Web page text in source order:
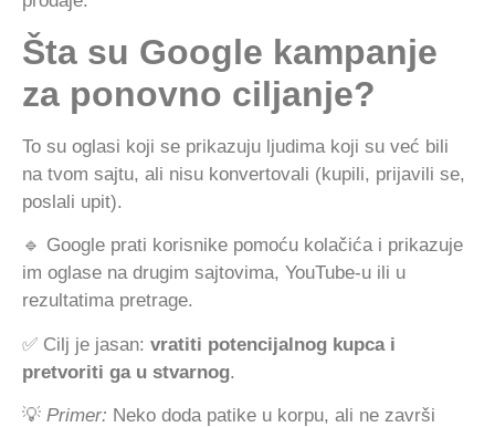
Šta su Google kampanje
za ponovno ciljanje?
To su oglasi koji se prikazuju ljudima koji su već bili
na tvom sajtu, ali nisu konvertovali (kupili, prijavili se,
poslali upit).
🔹 Google prati korisnike pomoću kolačića i prikazuje
im oglase na drugim sajtovima, YouTube-u ili u
rezultatima pretrage.
✅ Cilj je jasan: vratiti potencijalnog kupca i
pretvoriti ga u stvarnog.
💡 Primer: Neko doda patike u korpu, ali ne završi